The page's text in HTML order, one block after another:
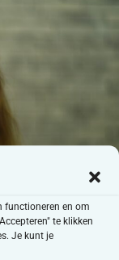
functioneren en om
te klikken
Je kunt je
rijkdom aan